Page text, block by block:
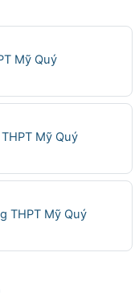
Mỹ QuýURL
Mỹ QuýURL
THPT Mỹ QuýFile